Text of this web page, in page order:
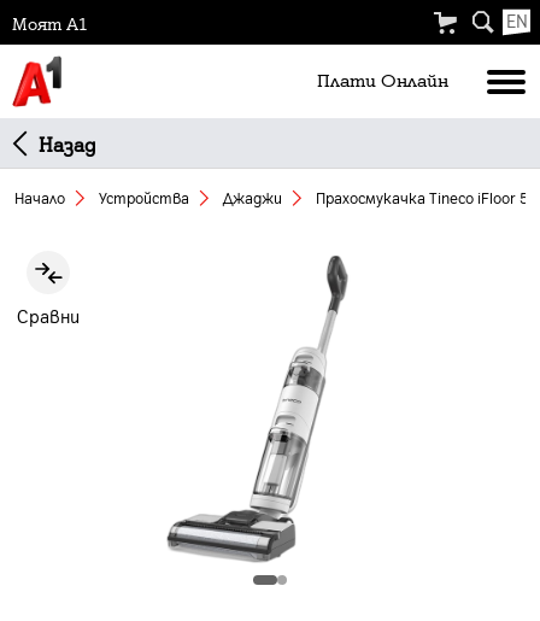
Моят А1 EN
Плати Oнлайн
Назад
Начало Устройства Джаджи Прахосмукачка Tineco iFloor 5
Сравни